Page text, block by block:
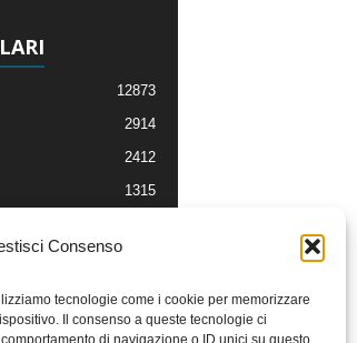
Consenso
tecnologie come i cookie per memorizzare
Il consenso a queste tecnologie ci
di navigazione o ID unici su questo
12873
2914
2412
1315